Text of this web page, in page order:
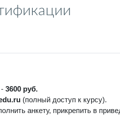
-3600 руб.
(полный доступ к курсу).
анкету, прикрепить в